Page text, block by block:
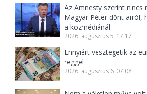
Az Amnesty szerint nincs
Magyar Péter dönt arról,
a közmédiánál
2026. augusztus 5. 17:17
Ennyiért vesztegetik az
reggel
2026. augusztus 6. 07:08